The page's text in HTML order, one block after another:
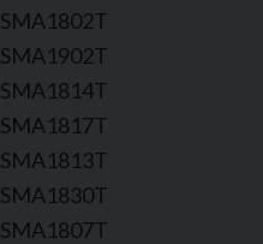
SMA1802T
SMA1902T
SMA1814T
SMA1817T
SMA1813T
SMA1830T
SMA1807T